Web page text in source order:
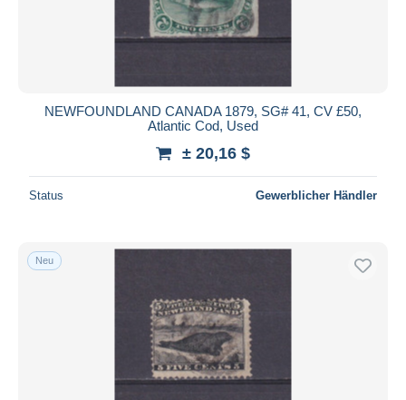
NEWFOUNDLAND CANADA 1879, SG# 41, CV £50,
Atlantic Cod, Used
± 20,16 $
Status Gewerblicher Händler
Neu